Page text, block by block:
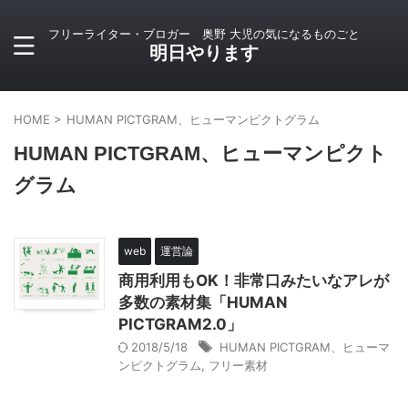
フリーライター・ブロガー 奥野 大児の気になるものごと
明日やります
HOME > HUMAN PICTGRAM、ヒューマンピクトグラム
HUMAN PICTGRAM、ヒューマンピクト
グラム
web 運営論
商用利用もOK！非常口みたいなアレが
多数の素材集「HUMAN
PICTGRAM2.0」
2018/5/18
HUMAN PICTGRAM、ヒューマ
ンピクトグラム
フリー素材